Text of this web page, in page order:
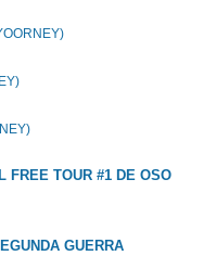
FREE TOUR #1 DE OSO
GUERRA